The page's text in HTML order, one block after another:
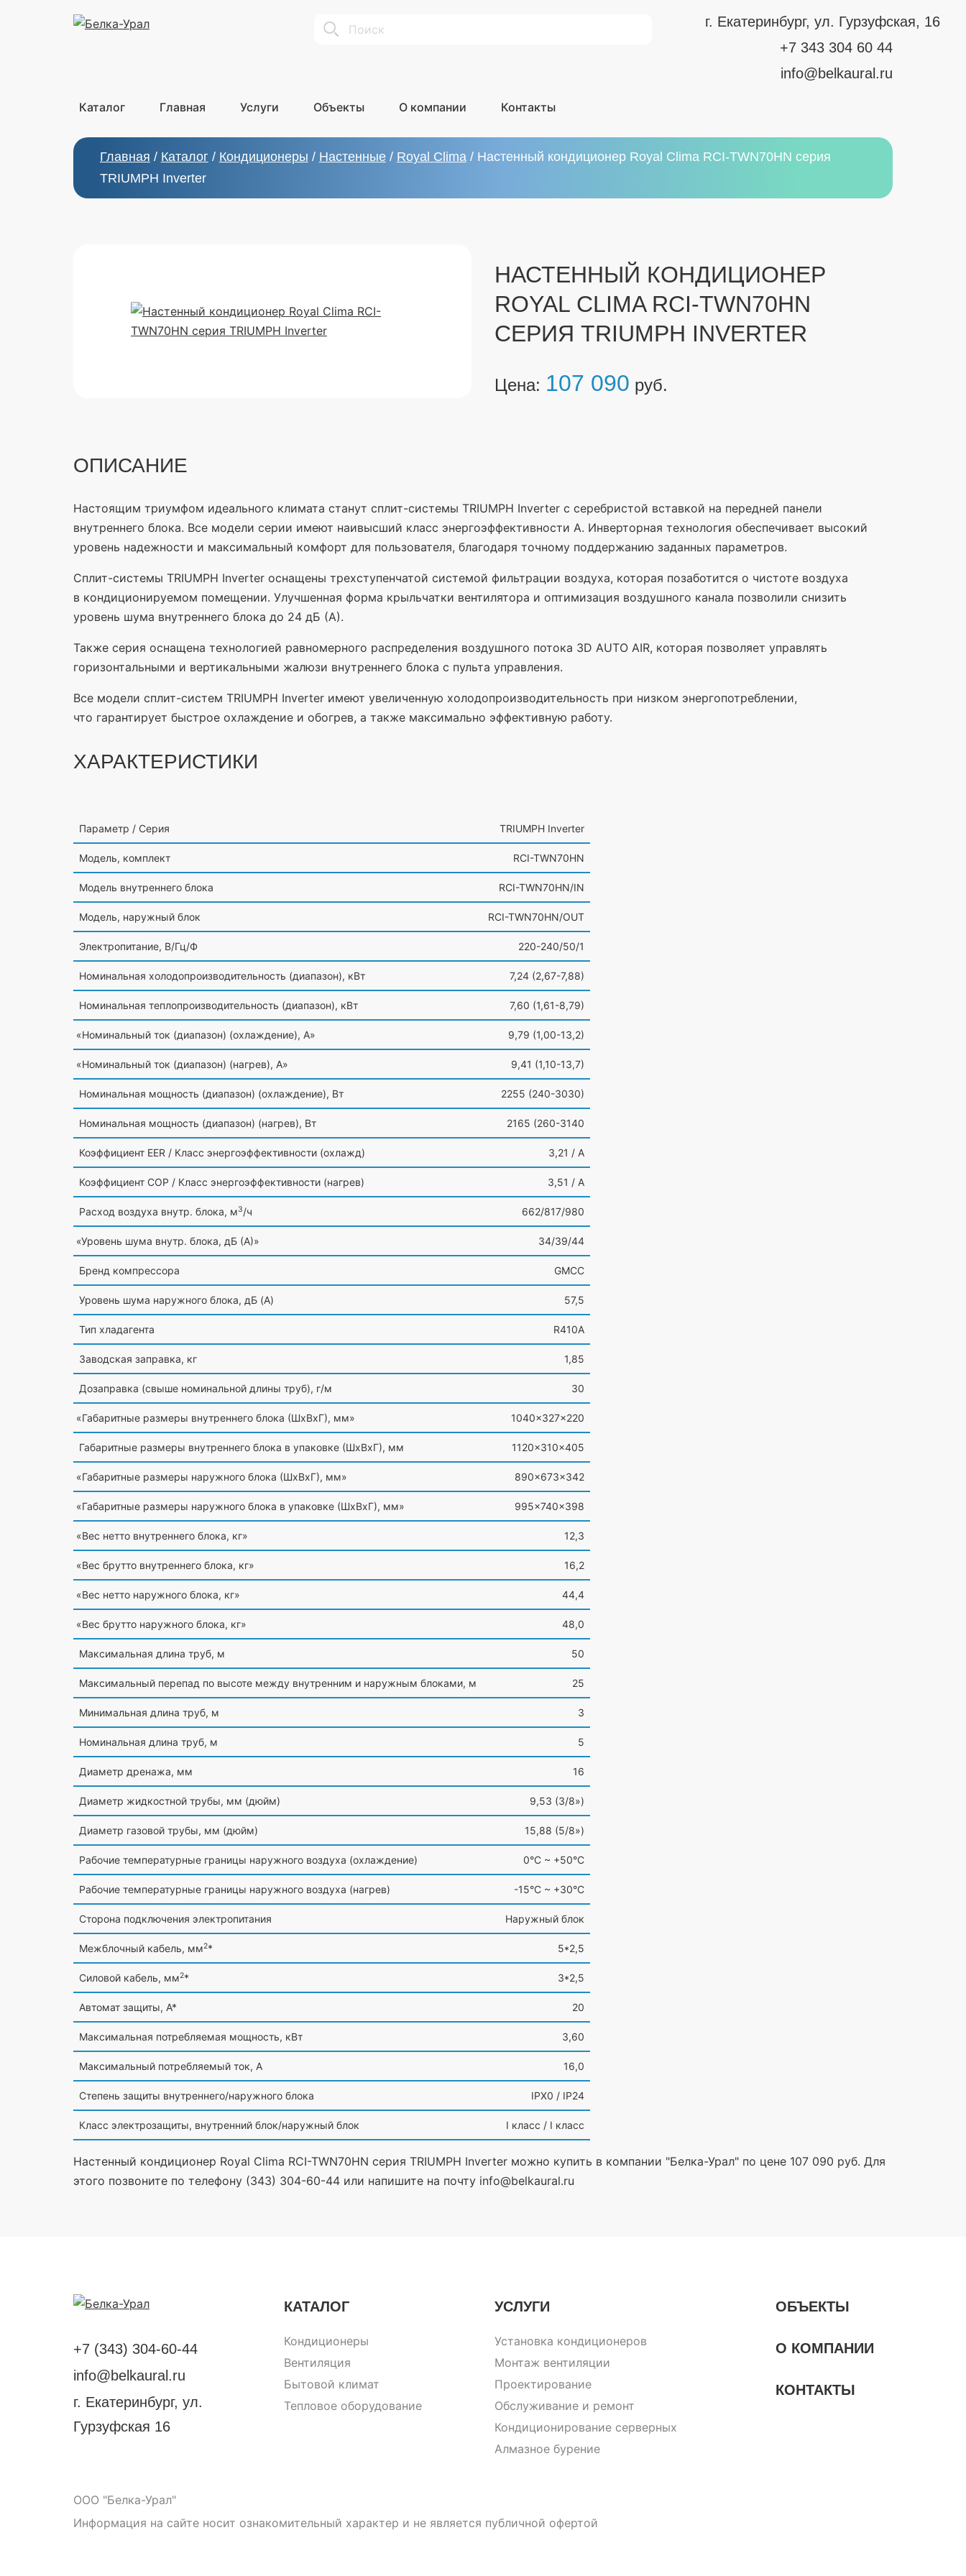
Search
г. Екатеринбург, ул. Гурзуфская, 16
+7 343 304 60 44
info@belkaural.ru
Каталог Главная Услуги Объекты О компании Контакты
Главная / Каталог / Кондиционеры / Настенные / Royal Clima / Настенный кондиционер Royal Clima RCI-TWN70HN серия
TRIUMPH Inverter
НАСТЕННЫЙ КОНДИЦИОНЕР
ROYAL CLIMA RCI-TWN70HN
СЕРИЯ TRIUMPH INVERTER
Цена: 107 090 руб.
ОПИСАНИЕ
Настоящим триумфом идеального климата станут сплит-системы TRIUMPH Inverter с серебристой вставкой на передней панели
внутреннего блока. Все модели серии имеют наивысший класс энергоэффективности А. Инверторная технология обеспечивает высокий
уровень надежности и максимальный комфорт для пользователя, благодаря точному поддержанию заданных параметров.
Сплит-системы TRIUMPH Inverter оснащены трехступенчатой системой фильтрации воздуха, которая позаботится о чистоте воздуха
в кондиционируемом помещении. Улучшенная форма крыльчатки вентилятора и оптимизация воздушного канала позволили снизить
уровень шума внутреннего блока до 24 дБ (А).
Также серия оснащена технологией равномерного распределения воздушного потока 3D AUTO AIR, которая позволяет управлять
горизонтальными и вертикальными жалюзи внутреннего блока с пульта управления.
Все модели сплит-систем TRIUMPH Inverter имеют увеличенную холодопроизводительность при низком энергопотреблении,
что гарантирует быстрое охлаждение и обогрев, а также максимально эффективную работу.
ХАРАКТЕРИСТИКИ
Параметр / Серия TRIUMPH Inverter
Модель, комплект RCI-TWN70HN
Модель внутреннего блока RCI-TWN70HN/IN
Модель, наружный блок RCI-TWN70HN/OUT
Электропитание, В/Гц/Ф 220-240/50/1
Номинальная холодопроизводительность (диапазон), кВт 7,24 (2,67-7,88)
Номинальная теплопроизводительность (диапазон), кВт 7,60 (1,61-8,79)
«Номинальныйток (диапазон) (охлаждение), А» 9,79 (1,00-13,2)
«Номинальныйток (диапазон) (нагрев), А» 9,41 (1,10-13,7)
Номинальная мощность (диапазон) (охлаждение), Вт 2255 (240-3030)
Номинальная мощность (диапазон) (нагрев), Вт 2165 (260-3140
Коэффициент EER / Класс энергоэффективности (охлажд) 3,21 / A
Коэффициент COP / Класс энергоэффективности (нагрев) 3,51 / A
Расход воздуха внутр. блока, м3/ч 662/817/980
«Уровень шума внутр. блока, дБ (А)» 34/39/44
Бренд компрессора GMCC
Уровень шума наружного блока, дБ (A) 57,5
Тип хладагента R410A
Заводская заправка, кг 1,85
Дозаправка (свыше номинальной длины труб), г/м 30
«Габаритныеразмеры внутреннего блока (ШxВxГ), мм» 1040x327x220
Габаритные размеры внутреннего блока в упаковке (ШхВхГ), мм 1120x310x405
«Габаритныеразмеры наружного блока (ШxВxГ), мм» 890x673x342
«Габаритныеразмеры наружного блока в упаковке (ШxВxГ), мм» 995x740x398
«Вес нетто внутреннего блока, кг» 12,3
«Вес брутто внутреннего блока, кг» 16,2
«Вес нетто наружного блока, кг» 44,4
«Вес брутто наружного блока, кг» 48,0
Максимальная длина труб, м 50
Максимальный перепад по высоте между внутренним и наружным блоками, м 25
Минимальная длина труб, м 3
Номинальная длина труб, м 5
Диаметр дренажа, мм 16
Диаметр жидкостной трубы, мм (дюйм) 9,53 (3/8»)
Диаметр газовой трубы, мм (дюйм) 15,88 (5/8»)
Рабочие температурные границы наружного воздуха (охлаждение) 0°С ~ +50°С
Рабочие температурные границы наружного воздуха (нагрев) -15°С ~ +30°С
Сторона подключения электропитания Наружный блок
Межблочный кабель, мм2* 5*2,5
Силовой кабель, мм2* 3*2,5
Автомат защиты, А* 20
Максимальная потребляемая мощность, кВт 3,60
Максимальный потребляемый ток, А 16,0
Степень защиты внутреннего/наружного блока IPX0 / IP24
Класс электрозащиты, внутренний блок/наружный блок I класс / I класс
Настенный кондиционер Royal Clima RCI-TWN70HN серия TRIUMPH Inverter можно купить в компании "Белка-Урал" по цене 107 090 руб. Для
этого позвоните по телефону (343) 304-60-44 или напишите на почту info@belkaural.ru
+7 (343) 304-60-44
info@belkaural.ru
г. Екатеринбург, ул.
Гурзуфская 16
КАТАЛОГ
Кондиционеры
Вентиляция
Бытовой климат
Тепловое оборудование
УСЛУГИ
Установка кондиционеров
Монтаж вентиляции
Проектирование
Обслуживание и ремонт
Кондиционирование серверных
Алмазное бурение
ОБЪЕКТЫ
О КОМПАНИИ
КОНТАКТЫ
ООО "Белка-Урал"
Информация на сайте носит ознакомительный характер и не является публичной офертой